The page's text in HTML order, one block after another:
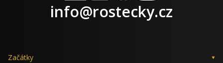
LinkedIn
X FacebookInstagram
info@rostecky.cz
Začátky